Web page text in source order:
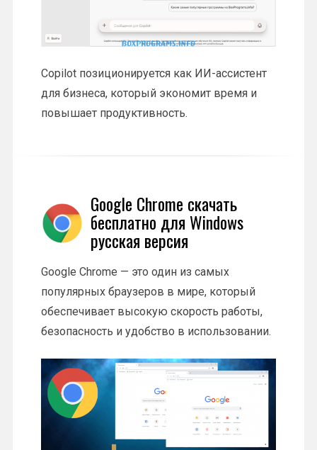
Copilot позиционируется как ИИ-ассистент
для бизнеса, который экономит время и
повышает продуктивность.
Google Chrome скачать
бесплатно для Windows
русская версия
Google Chrome — это один из самых
популярных браузеров в мире, который
обеспечивает высокую скорость работы,
безопасность и удобство в использовании.